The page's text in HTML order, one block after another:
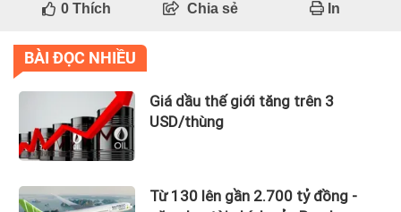
0Thích Chia sẻ In
BÀI ĐỌC NHIỀU
Giá dầu thế giới tăng trên 3
USD/thùng
Từ 130 lên gần 2.700 tỷ đồng -